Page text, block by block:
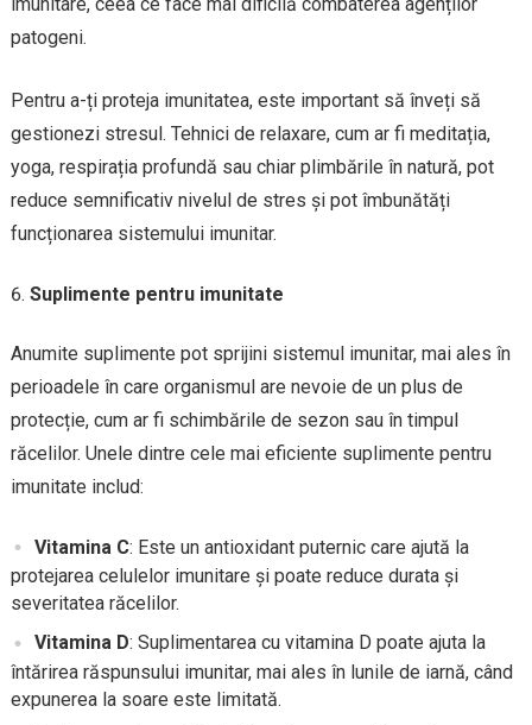
patogeni.
Pentru a-ți proteja imunitatea, este important să înveți să
gestionezi stresul. Tehnici de relaxare, cum ar fi meditația,
yoga, respirația profundă sau chiar plimbările în natură, pot
reduce semnificativ nivelul de stres și pot îmbunătăți
funcționarea sistemului imunitar.
Suplimente pentru imunitate
Anumite suplimente pot sprijini sistemul imunitar, mai ales în
perioadele în care organismul are nevoie de un plus de
protecție, cum ar fi schimbările de sezon sau în timpul
răcelilor. Unele dintre cele mai eficiente suplimente pentru
imunitate includ:
Vitamina C: Este un antioxidant puternic care ajută la
protejarea celulelor imunitare și poate reduce durata și
severitatea răcelilor.
Vitamina D: Suplimentarea cu vitamina D poate ajuta la
întărirea răspunsului imunitar, mai ales în lunile de iarnă, când
expunerea la soare este limitată.